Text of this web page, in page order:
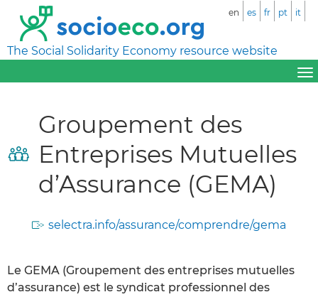
The Social Solidarity Economy resource website
en es fr pt it
Groupement des
Entreprises Mutuelles
d’Assurance (GEMA)
selectra.info/assurance/comprendre/gema
Le GEMA (Groupement des entreprises mutuelles
d’assurance) est le syndicat professionnel des